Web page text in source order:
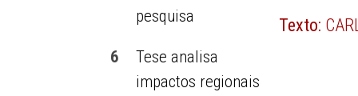
pesquisa
6
Tese analisa
impactos regionais
Texto: